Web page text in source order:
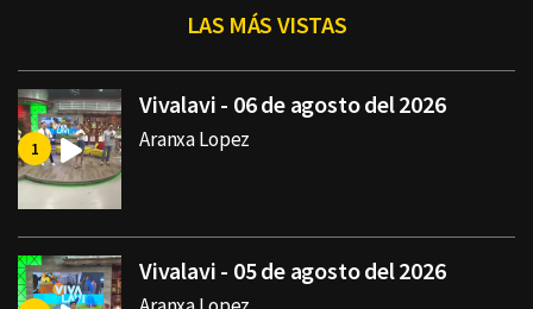
LAS MÁS VISTAS
Vivalavi - 06 de agosto del 2026
Aranxa Lopez
Vivalavi - 05 de agosto del 2026